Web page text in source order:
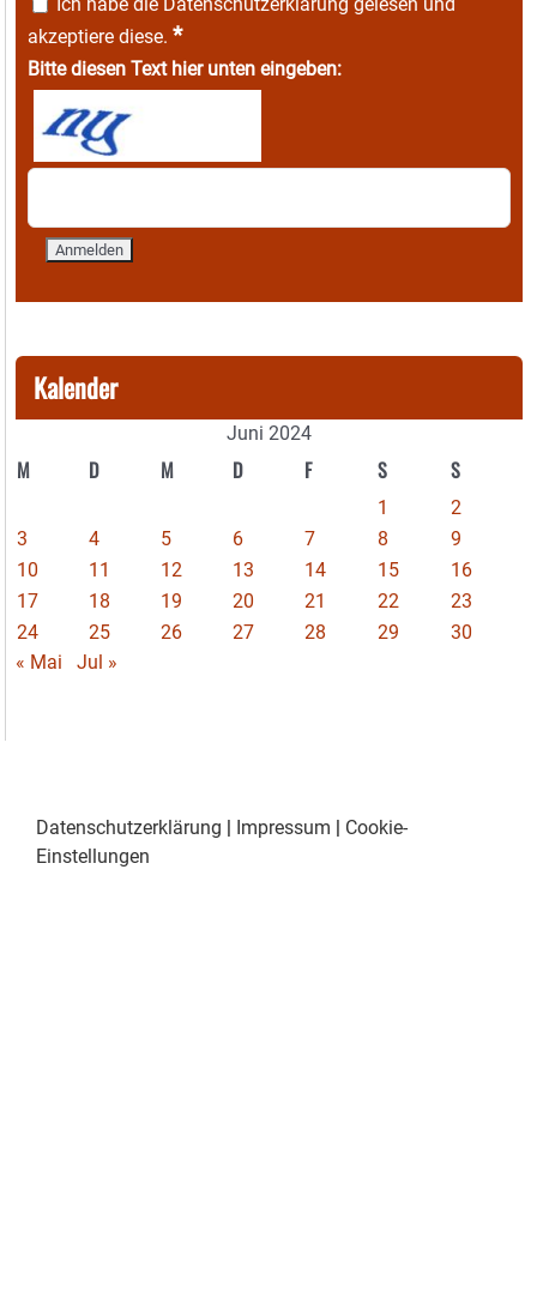
akzeptiere diese. *
Bitte diesen Text hier unten eingeben:
Kalender
Juni 2024
M D M D F S S
1
2
3
4 5 6 7 8
9
10
11 12 13 14 15
16
17
18 19 20 21 22
23
24
25 26 27 28 29
30
« Mai
Jul »
Datenschutzerklärung Impressum
Cookie-
Einstellungen